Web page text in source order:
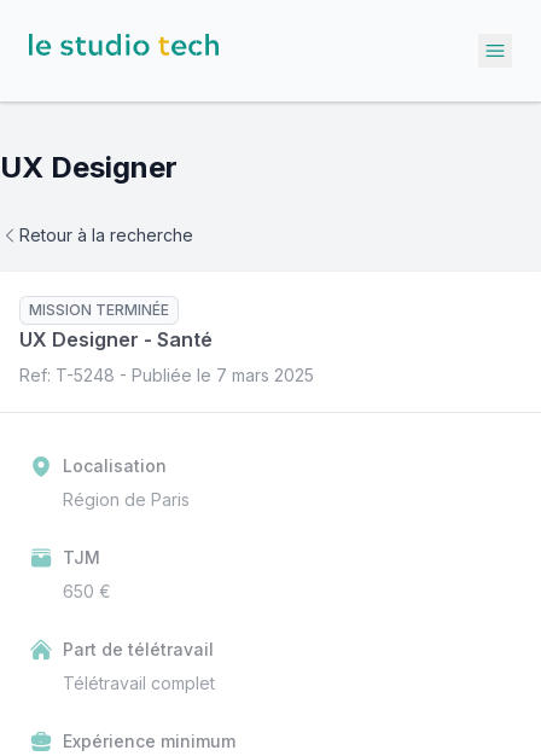
UX Designer
Retour à la recherche
UX Designer - Santé
MISSION TERMINÉE
Ref: T-5248 - Publiée le 7 mars 2025
Localisation
Région de Paris
TJM
650 €
Part de télétravail
Télétravail complet
Expérience minimum